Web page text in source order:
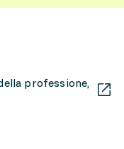
professione,